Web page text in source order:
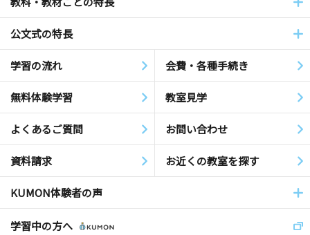
公文式の特長
学習の流れ 会費・各種手続き
無料体験学習 教室見学
よくあるご質問 お問い合わせ
資料請求 お近くの教室を探す
KUMON体験者の声
学習中の方へ